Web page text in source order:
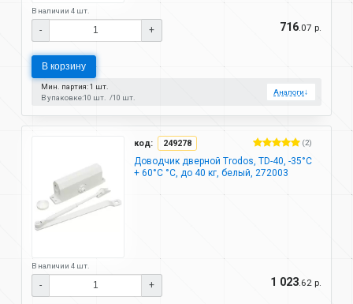
В наличии 4 шт.
- + 716 .07 р.
В корзину
Мин. партия: 1 шт.
В упаковке:10 шт. 10 шт.
Аналоги↓
код: 249278 (2)
Доводчик дверной Trodos, TD-40, -35°C
+ 60°C °C, до 40 кг, белый, 272003
В наличии 4 шт.
- + 1 023 .62 р.